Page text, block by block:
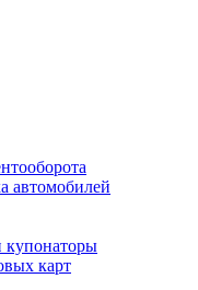
автомобилей
карт